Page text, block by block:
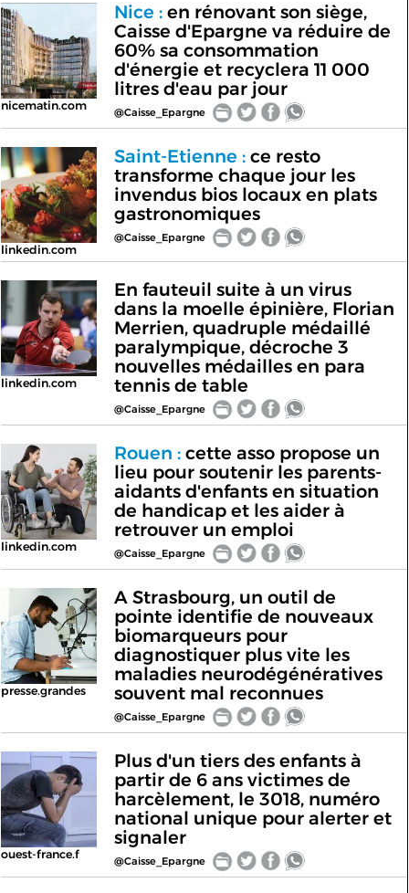
nicematin.com
Nice :en rénovant son siège,
Caisse d'Epargne va réduire de
60% sa consommation
d'énergie et recyclera 11 000
litres d'eau par jour
@Caisse_Epargne
linkedin.com
Saint-Etienne :ce resto
transforme chaque jour les
invendus bios locaux en plats
gastronomiques
@Caisse_Epargne
linkedin.com
En fauteuil suite à un virus
dans la moelle épinière, Florian
Merrien, quadruple médaillé
paralympique, décroche 3
nouvelles médailles en para
tennis de table
@Caisse_Epargne
linkedin.com
Rouen :cette asso propose un
lieu pour soutenir les parents-
aidants d'enfants en situation
de handicap et les aider à
retrouver un emploi
@Caisse_Epargne
presse.grandes
A Strasbourg, un outil de
pointe identifie de nouveaux
biomarqueurs pour
diagnostiquer plus vite les
maladies neurodégénératives
souvent mal reconnues
@Caisse_Epargne
ouest-france.f
Plus d'un tiers des enfants à
partir de 6 ans victimes de
harcèlement, le 3018, numéro
national unique pour alerter et
signaler
@Caisse_Epargne